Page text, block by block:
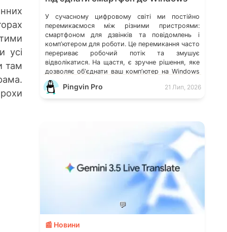
усі
там
У сучасному цифровому світі ми постійно
перемикаємося між різними пристроями:
смартфоном для дзвінків та повідомлень і
компʼютером для роботи. Це перемикання часто
перериває робочий потік та змушує
відволікатися. На щастя, є зручне рішення, яке
дозволяє обʼєднати ваш компʼютер на Windows
із мобільним пристроєм, чи то Android, чи iOS.
Йдеться про застосунок Звʼязок зі смартфоном
Pingvin Pro 21 Лип, 2026
💬
📰 Новини